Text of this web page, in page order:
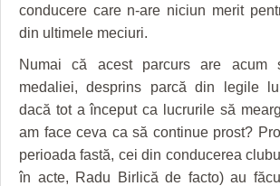
SFATUL MEDICULUI
SFATURI JURIDICE
conducere care n-are niciun merit
din ultimele meciuri.
Numai că acest parcurs are acum
medaliei, desprins parcă din legile
dacă tot a început ca lucrurile să
am face ceva ca să continue prost?
perioada fastă, cei din conducerea
în acte, Radu Birlică de facto) au